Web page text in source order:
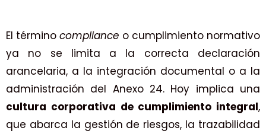
El término compliance o cumplimiento normativo
ya no se limita a la correcta declaración
arancelaria, a la integración documental o a la
administración del Anexo 24. Hoy implica una
cultura corporativa de cumplimiento integral,
que abarca la gestión de riesgos, la trazabilidad